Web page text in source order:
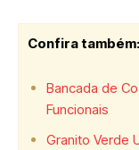
Confira também:
Bancada de
Funcionais
Granito Verde